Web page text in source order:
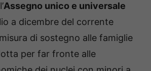
Assegno unico e universale
a dicembre del corrente
di sostegno alle famiglie
per far fronte alle